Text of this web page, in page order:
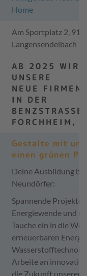
Home
Am Sportplatz 2,
Langensendelbach
AB 2025
UNSERE
NEUE
IN DER
ORCHHEIM,
Gestalte mit uns
einen grünen
Deine Ausbildung
Neundörfer:
Spannende Projekte
Energiewende und
Tauche ein in die
erneuerbaren
Arbeite an
die Zukunft unserer